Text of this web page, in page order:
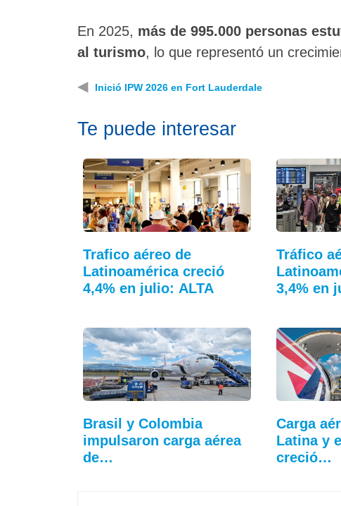
En 2025, más de 995.000 personas
al turismo, lo que representó un
◀ Inició IPW 2026 en Fort Lauderdale
Te puede interesar
Trafico aéreo de
Latinoamérica creció
4,4% en julio: ALTA
Tráfico
3,4% en
Brasil y Colombia
impulsaron carga aérea
de…
Carga
Latina y
creció…